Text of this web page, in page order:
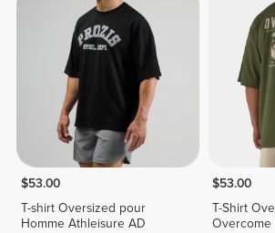
$53.00
T-shirt Oversized pour
Homme Athleisure AD
$53.00
T-Shirt
Overcome